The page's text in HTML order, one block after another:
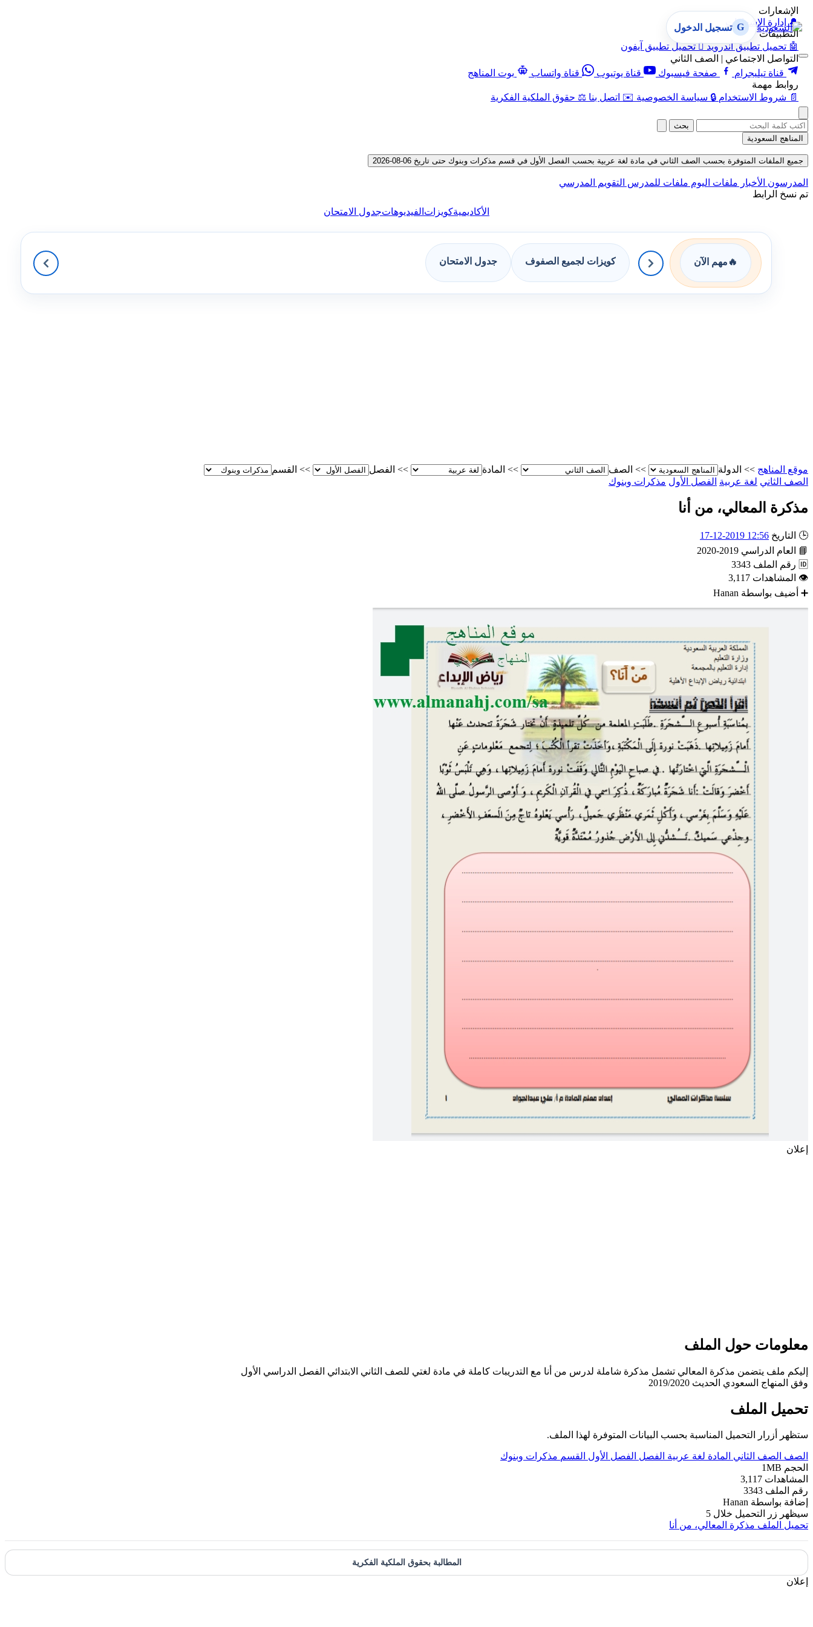
الإشعارات
🔔 إدارة الإشعارات
التطبيقات
🤖 تحميل تطبيق أندرويد  تحميل تطبيق آيفون
التواصل الاجتماعي | الصف الثاني
قناة تيليجرام
صفحة فيسبوك قناة يوتيوب قناة واتساب
بوت المناهج
روابط مهمة
📄 شروط الاستخدام 🔒 سياسة الخصوصية ✉️ اتصل بنا ⚖️ حقوق الملكية الفكرية
G تسجيل الدخول
بحث
المناهج السعودية
جميع الملفات المتوفرة بحسب الصف الثاني في مادة لغة عربية بحسب الفصل الأول في قسم مذكرات وبنوك حتى تاريخ 06-08-2026
المدرسون الأخبار ملفات اليوم ملفات للمدرس التقويم المدرسي
تم نسخ الرابط
الأكاديميةكويزات الفيديوهاتجدول الامتحان
🔥 مهم الآن كويزات لجميع الصفوف جدول الامتحان
موقع المناهج >> الدولة >> الصف >> المادة >> الفصل >> القسم
الصف الثاني لغة عربية الفصل الأول مذكرات وبنوك
مذكرة المعالي، من أنا
🕒 التاريخ 12:56 2019-12-17
📘
العام الدراسي 2019-2020
🆔 رقم الملف 3343
👁 المشاهدات 3,117
➕ أضيف بواسطة Hanan
إعلان
معلومات حول الملف
إليكم ملف يتضمن مذكرة المعالي تشمل مذكرة شاملة لدرس من أنا مع التدريبات كاملة في مادة لغتي للصف الثاني الابتدائي الفصل الدراسي الأول
وفق المنهاج السعودي الحديث 2019/2020
تحميل الملف
ستظهر أزرار التحميل المناسبة بحسب البيانات المتوفرة لهذا الملف.
الصف الصف الثاني المادة لغة عربية الفصل الفصل الأول القسم مذكرات وبنوك
الحجم 1MB
المشاهدات 3,117
رقم الملف 3343
إضافة بواسطة Hanan
سيظهر زر التحميل خلال 5
تحميل الملف مذكرة المعالي، من أنا
المطالبة بحقوق الملكية الفكرية
إعلان